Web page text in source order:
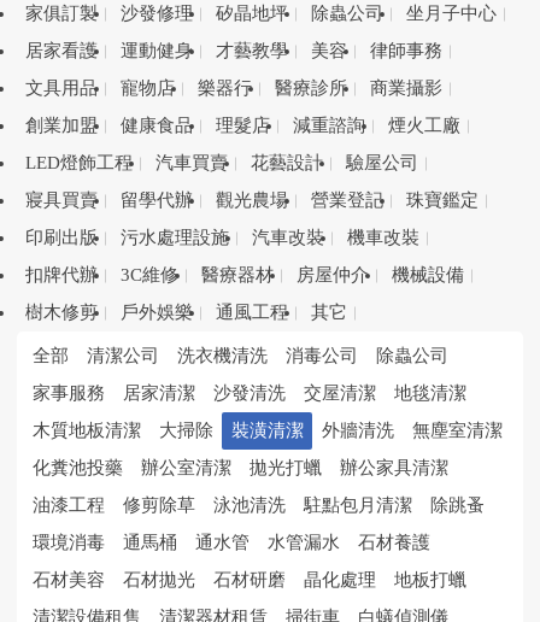
家俱訂製
沙發修理 矽晶地坪 除蟲公司
坐月子中心
居家看護
運動健身 才藝教學 美容
律師事務
文具用品
寵物店 樂器行 醫療診所
商業攝影
創業加盟
健康食品 理髮店 減重諮詢
煙火工廠
LED燈飾工程
汽車買賣 花藝設計
驗屋公司
寢具買賣
留學代辦 觀光農場 營業登記
珠寶鑑定
印刷出版
污水處理設施 汽車改裝
機車改裝
扣牌代辦
3C維修 醫療器材 房屋仲介
機械設備
樹木修剪
戶外娛樂 通風工程 其它
全部 清潔公司 洗衣機清洗 消毒公司
除蟲公司
家事服務
居家清潔 沙發清洗 交屋清潔
地毯清潔
木質地板清潔
大掃除 裝潢清潔 外牆清洗
無塵室清潔
化糞池投藥
辦公室清潔 拋光打蠟
辦公家具清潔
油漆工程
修剪除草 泳池清洗 駐點包月清潔
除跳蚤
環境消毒
通馬桶 通水管 水管漏水
石材養護
石材美容
石材拋光 石材研磨 晶化處理
地板打蠟
清潔設備租售
清潔器材租賃 掃街車
白蟻偵測儀